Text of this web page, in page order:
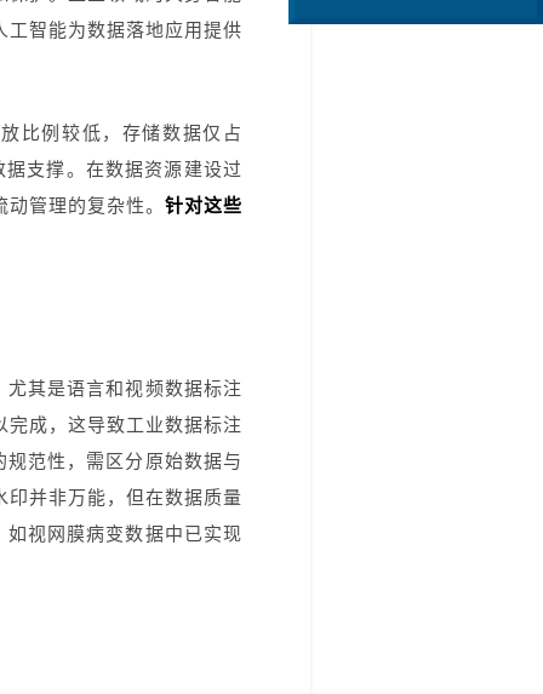
智能为数据落地应用提供
比例较低，存储数据仅占
支撑。在数据资源建设过
管理的复杂性。 针对这些
其是语言和视频数据标注
成，这导致工业数据标注
范性，需区分原始数据与
并非万能，但在数据质量
视网膜病变数据中已实现